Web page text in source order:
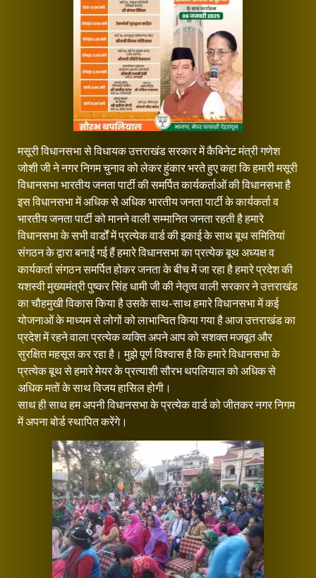
मसूरी विधानसभा से विधायक उत्तराखंड सरकार में कैबिनेट मंत्री गणेश
जोशी जी ने नगर निगम चुनाव को लेकर हुंकार भरते हुए कहा कि हमारी मसूरी
विधानसभा भारतीय जनता पार्टी की समर्पित कार्यकर्ताओं की विधानसभा है
इस विधानसभा में अधिक से अधिक भारतीय जनता पार्टी के कार्यकर्ता व
भारतीय जनता पार्टी को मानने वाली सम्मानित जनता रहती है हमारे
विधानसभा के सभी वार्डों में प्रत्येक वार्ड की इकाई के साथ बूथ समितियां
संगठन के द्वारा बनाई गई हैं हमारे विधानसभा का प्रत्येक बूथ अध्यक्ष व
कार्यकर्ता संगठन समर्पित होकर जनता के बीच में जा रहा है हमारे प्रदेश की
यशस्वी मुख्यमंत्री पुष्कर सिंह धामी जी की नेतृत्व वाली सरकार ने उत्तराखंड
का चौहमुखी विकास किया है उसके साथ-साथ हमारे विधानसभा में कई
योजनाओं के माध्यम से लोगों को लाभान्वित किया गया है आज उत्तराखंड का
प्रदेश में रहने वाला प्रत्येक व्यक्ति अपने आप को सशक्त मजबूत और
सुरक्षित महसूस कर रहा है। मुझे पूर्ण विश्वास है कि हमारे विधानसभा के
प्रत्येक बूथ से हमारे मेयर के प्रत्याशी सौरभ थपलियाल को अधिक से
अधिक मतों के साथ विजय हासिल होगी।
साथ ही साथ हम अपनी विधानसभा के प्रत्येक वार्ड को जीतकर नगर निगम
में अपना बोर्ड स्थापित करेंगे।